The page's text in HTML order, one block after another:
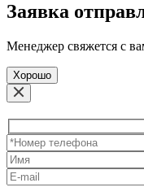
Заявка
Менеджер свяжется с
Хорошо